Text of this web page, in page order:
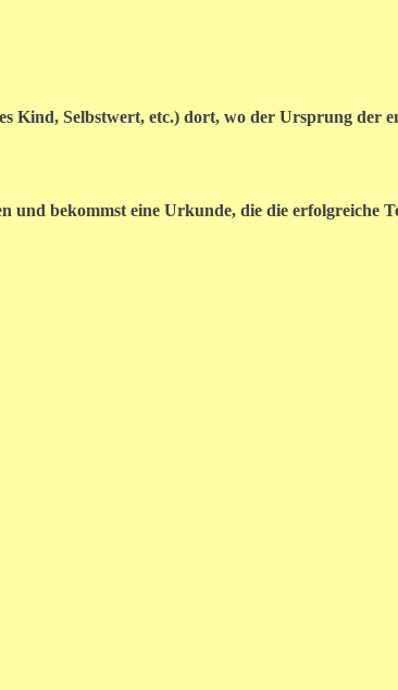
Selbstwert, etc.) dort, wo der Ursprung der
bekommst eine Urkunde, die die erfolgreiche